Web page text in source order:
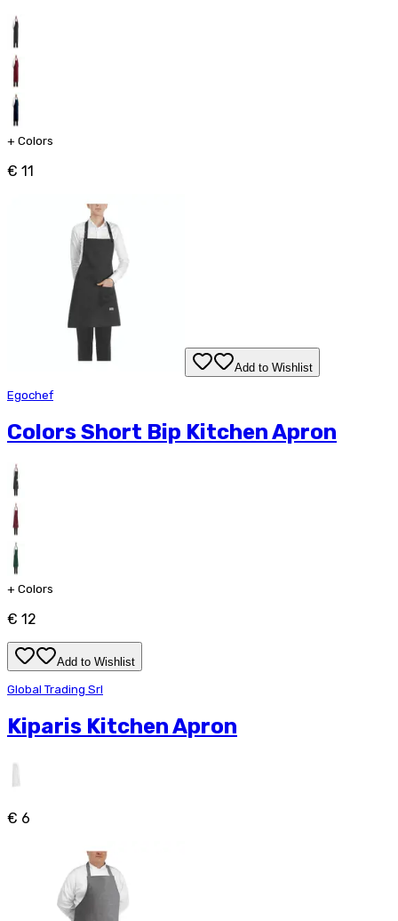
+ Colors
€ 11
Add to Wishlist
Egochef
Colors Short Bip Kitchen Apron
+ Colors
€ 12
Add to Wishlist
Global Trading Srl
Kiparis Kitchen Apron
€ 6